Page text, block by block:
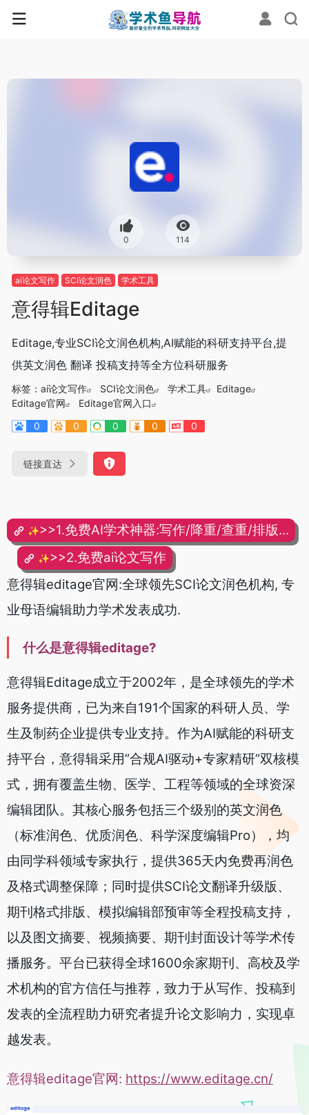
0 114
ai论文写作 SCI论文润色 学术工具
意得辑Editage
Editage,专业SCI论文润色机构,AI赋能的科研支持平台,提
供英文润色 翻译 投稿支持等全方位科研服务
标签： ai论文写作 SCI论文润色 学术工具
Editage
Editage官网
Editage官网入口
0
0 0 0 0
链接直达
✨>>1.免费AI学术神器:写作/降重/查重/排版...
✨>>2.免费ai论文写作
意得辑editage官网:全球领先SCI论文润色机构, 专
业母语编辑助力学术发表成功.
什么是意得辑editage?
意得辑Editage成立于2002年，是全球领先的学术
服务提供商，已为来自191个国家的科研人员、学
生及制药企业提供专业支持。作为AI赋能的科研支
持平台，意得辑采用”合规AI驱动+专家精研”双核模
式，拥有覆盖生物、医学、工程等领域的全球资深
编辑团队。其核心服务包括三个级别的英文润色
（标准润色、优质润色、科学深度编辑Pro），均
由同学科领域专家执行，提供365天内免费再润色
及格式调整保障；同时提供SCI论文翻译升级版、
期刊格式排版、模拟编辑部预审等全程投稿支持，
以及图文摘要、视频摘要、期刊封面设计等学术传
播服务。平台已获得全球1600余家期刊、高校及学
术机构的官方信任与推荐，致力于从写作、投稿到
发表的全流程助力研究者提升论文影响力，实现卓
越发表。
意得辑editage官网: https://www.editage.cn/